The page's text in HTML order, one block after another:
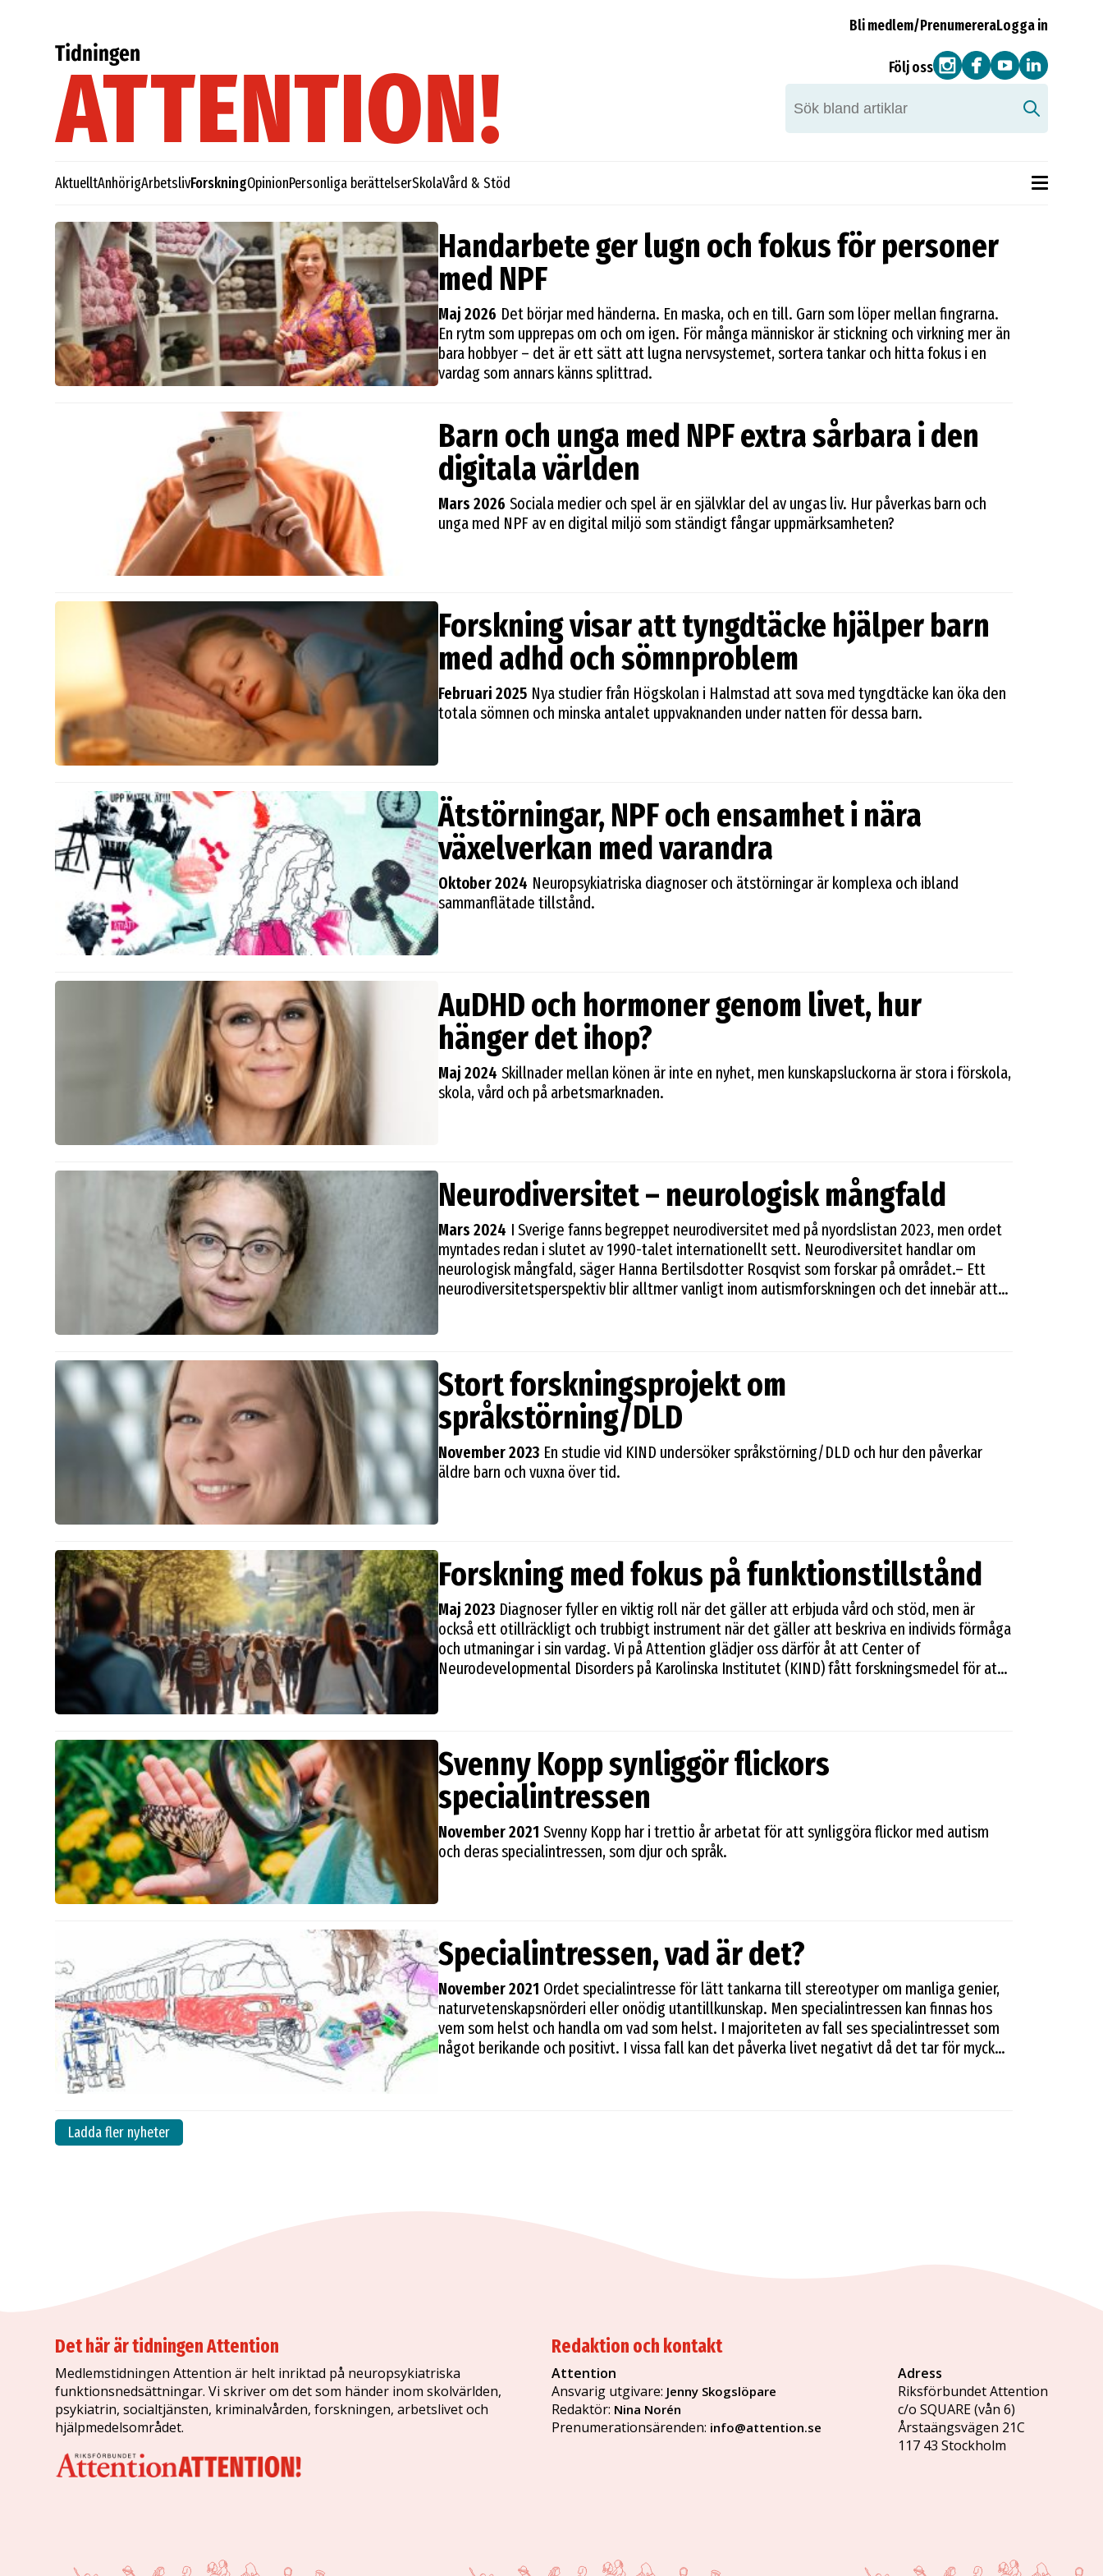
Bli medlem/PrenumereraLogga in
Följ oss
AktuelltAnhörigArbetslivForskningOpinionPersonliga berättelserSkolaVård & Stöd
Handarbete ger lugn och fokus för personer
med NPF
Maj 2026 Det börjar med händerna. En maska, och en till. Garn som löper mellan fingrarna.
En rytm som upprepas om och om igen. För många människor är stickning och virkning mer än
bara hobbyer – det är ett sätt att lugna nervsystemet, sortera tankar och hitta fokus i en
vardag som annars känns splittrad.
Barn och unga med NPF extra sårbara i den
digitala världen
Mars 2026 Sociala medier och spel är en självklar del av ungas liv. Hur påverkas barn och
unga med NPF av en digital miljö som ständigt fångar uppmärksamheten?
Forskning visar att tyngdtäcke hjälper barn
med adhd och sömnproblem
Februari 2025 Nya studier från Högskolan i Halmstad att sova med tyngdtäcke kan öka den
totala sömnen och minska antalet uppvaknanden under natten för dessa barn.
Ätstörningar, NPF och ensamhet i nära
växelverkan med varandra
Oktober 2024 Neuropsykiatriska diagnoser och ätstörningar är komplexa och ibland
sammanflätade tillstånd.
AuDHD och hormoner genom livet, hur
hänger det ihop?
Maj 2024 Skillnader mellan könen är inte en nyhet, men kunskapsluckorna är stora i förskola,
skola, vård och på arbetsmarknaden.
Neurodiversitet – neurologisk mångfald
Mars 2024 I Sverige fanns begreppet neurodiversitet med på nyordslistan 2023, men ordet
myntades redan i slutet av 1990-talet internationellt sett. Neurodiversitet handlar om
neurologisk mångfald, säger Hanna Bertilsdotter Rosqvist som forskar på området.– Ett
neurodiversitetsperspektiv blir alltmer vanligt inom autismforskningen och det innebär att
årlig lista på tidstypiska nya svenska ord och uttryck som ges ut av Språkrådet i Sverige.
högskola. Hennes forskning rör främst frågor kring identitet och neuropsykiatriska
funktionsnedsättningar där hon bland annat fokuserar på autism och adhd utifrån ett
neurodiversitetsperspektiv.
Stort forskningsprojekt om
språkstörning/DLD
November 2023 En studie vid KIND undersöker språkstörning/DLD och hur den påverkar
äldre barn och vuxna över tid.
Forskning med fokus på funktionstillstånd
Maj 2023 Diagnoser fyller en viktig roll när det gäller att erbjuda vård och stöd, men är
också ett otillräckligt och trubbigt instrument när det gäller att beskriva en individs förmåga
och utmaningar i sin vardag. Vi på Attention glädjer oss därför åt att Center of
Neurodevelopmental Disorders på Karolinska Institutet (KIND) fått forskningsmedel för att
klassifikationen av funktionstillstånd (ICF) för adhd och autism. Begreppet funktion handlar
förväntningar. I projektet ska man utveckla så kallade ICF Core Sets, som är en kortversion
för specifika diagnoser. Projektet bygger på att personer med egen adhd- eller
autismdiagnos beskriver sin egen funktionsnivå och sina svårigheter i en digital intervju.
Syftet är att underlätta och standardisera bedömningen av individuella funktionstillstånd
som utgångspunkt för vård, stöd och styrkebaserade insatser.
Svenny Kopp synliggör flickors
specialintressen
November 2021 Svenny Kopp har i trettio år arbetat för att synliggöra flickor med autism
och deras specialintressen, som djur och språk.
Specialintressen, vad är det?
November 2021 Ordet specialintresse för lätt tankarna till stereotyper om manliga genier,
naturvetenskapsnörderi eller onödig utantillkunskap. Men specialintressen kan finnas hos
vem som helst och handla om vad som helst. I majoriteten av fall ses specialintresset som
något berikande och positivt. I vissa fall kan det påverka livet negativt då det tar för mycket
Ladda fler nyheter
Det här är tidningen Attention
Medlemstidningen Attention är helt inriktad på neuropsykiatriska
funktionsnedsättningar. Vi skriver om det som händer inom skolvärlden,
psykiatrin, socialtjänsten, kriminalvården, forskningen, arbetslivet och
hjälpmedelsområdet.
Redaktion och kontakt
Attention
Ansvarig utgivare: Jenny Skogslöpare
Redaktör: Nina Norén
Prenumerationsärenden: info@attention.se
Adress
Riksförbundet Attention
c/o SQUARE (vån 6)
Årstaängsvägen 21C
117 43 Stockholm